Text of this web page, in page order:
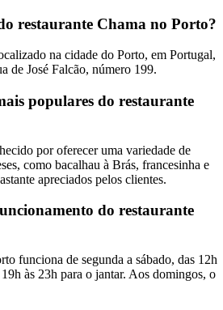
restaurante Chama no Porto?
na cidade do Porto, em Portugal,
de José Falcão, número 199.
populares do restaurante
por oferecer uma variedade de
como bacalhau à Brás, francesinha e
apreciados pelos clientes.
do restaurante
funciona de segunda a sábado, das 12h
às 23h para o jantar. Aos domingos, o